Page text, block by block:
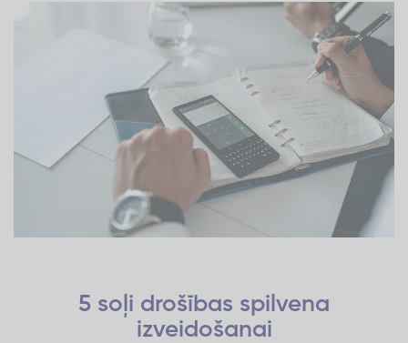
5 soļi drošības spilvena
izveidošanai